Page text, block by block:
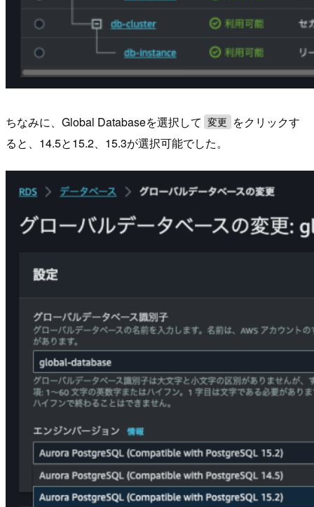
ちなみに、Global Databaseを選択して 変更
をクリックす
ると、14.5と15.2、15.3が選択可能でした。